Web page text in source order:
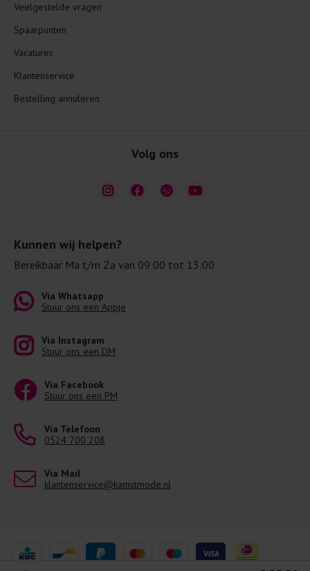
Kunnen wij helpen?
Bereikbaar Ma t/m Za van 09:00 tot 13:00
Via Whatsapp
Stuur ons een Appje
Via Instagram
Stuur ons een DM
Via Facebook
Stuur ons een PM
Via Telefoon
0524 700 208
Via Mail
klantenservice@kamstmode.nl
Veelgestelde vragen
Spaarpunten
Vacatures
Klantenservice
Bestelling annuleren
Volg ons